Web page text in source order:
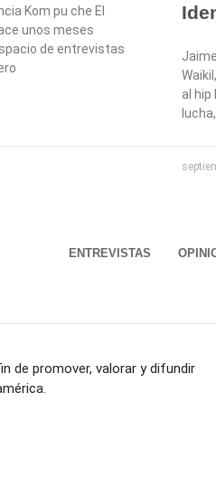
Kom pu che El
unos meses
de entrevistas
al
ENTREVISTAS
de promover, valorar y difundir